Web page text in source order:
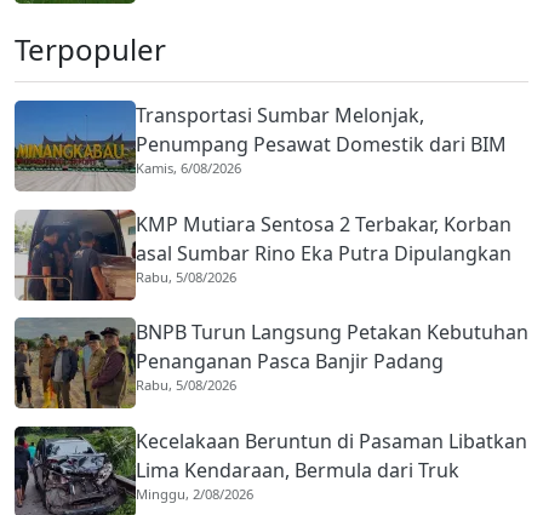
Terpopuler
Transportasi Sumbar Melonjak,
Penumpang Pesawat Domestik dari BIM
Naik Hampir 33 Persen
Kamis, 6/08/2026
KMP Mutiara Sentosa 2 Terbakar, Korban
asal Sumbar Rino Eka Putra Dipulangkan
ke Agam
Rabu, 5/08/2026
BNPB Turun Langsung Petakan Kebutuhan
Penanganan Pasca Banjir Padang
Rabu, 5/08/2026
Kecelakaan Beruntun di Pasaman Libatkan
Lima Kendaraan, Bermula dari Truk
Diduga Rem Blong
Minggu, 2/08/2026